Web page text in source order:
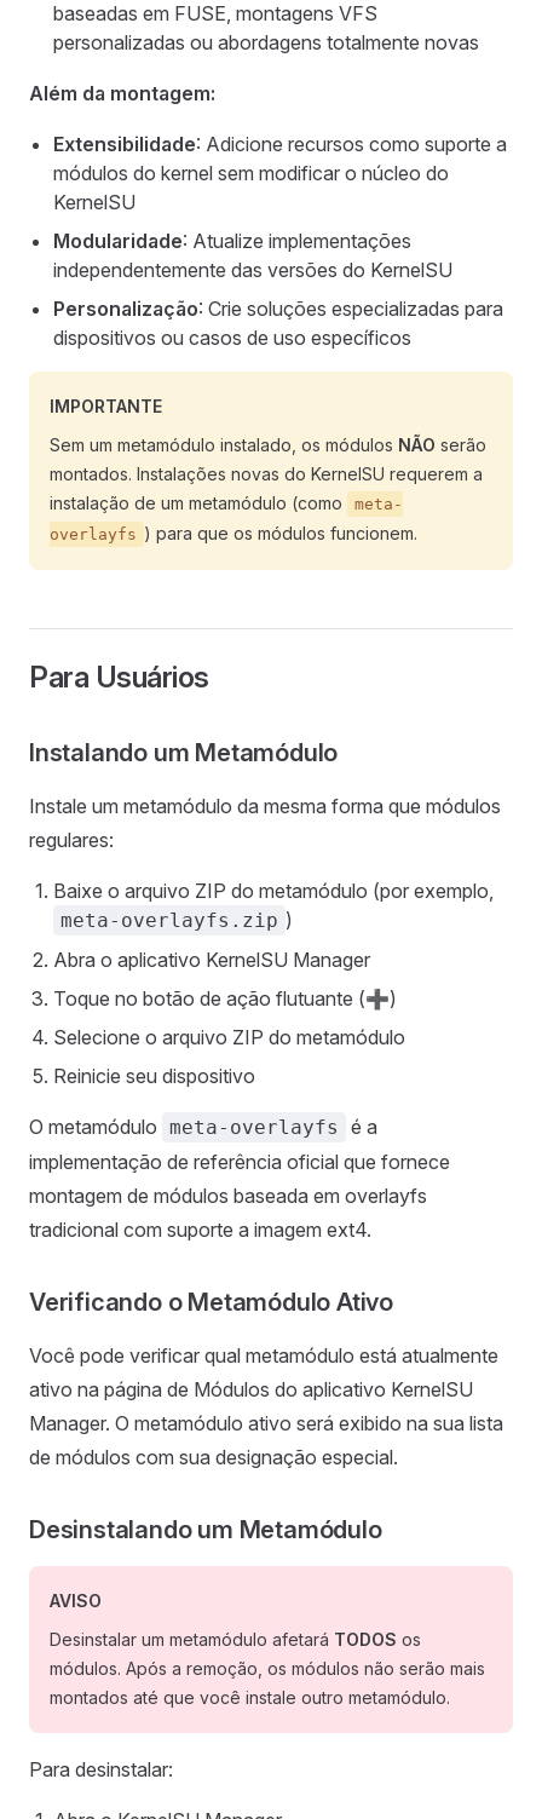
baseadas em FUSE, montagens VFS
personalizadas ou abordagens totalmente novas
Além da montagem:
Extensibilidade: Adicione recursos como suporte a
módulos do kernel sem modificar o núcleo do
KernelSU
Modularidade: Atualize implementações
independentemente das versões do KernelSU
Personalização: Crie soluções especializadas para
dispositivos ou casos de uso específicos
IMPORTANTE
Sem um metamódulo instalado, os módulos NÃO serão
montados. Instalações novas do KernelSU requerem a
instalação de um metamódulo (como
meta-
overlayfs ) para que os módulos funcionem.
Para Usuários
Instalando um Metamódulo
Instale um metamódulo da mesma forma que módulos
regulares:
Baixe o arquivo ZIP do metamódulo (por exemplo,
meta-overlayfs.zip )
Abra o aplicativo KernelSU Manager
Toque no botão de ação flutuante (➕)
Selecione o arquivo ZIP do metamódulo
Reinicie seu dispositivo
O metamódulo meta-overlayfs
é a
implementação de referência oficial que fornece
montagem de módulos baseada em overlayfs
tradicional com suporte a imagem ext4.
Verificando o Metamódulo Ativo
Você pode verificar qual metamódulo está atualmente
ativo na página de Módulos do aplicativo KernelSU
Manager. O metamódulo ativo será exibido na sua lista
de módulos com sua designação especial.
Desinstalando um Metamódulo
AVISO
Desinstalar um metamódulo afetará TODOS os
módulos. Após a remoção, os módulos não serão mais
montados até que você instale outro metamódulo.
Para desinstalar: